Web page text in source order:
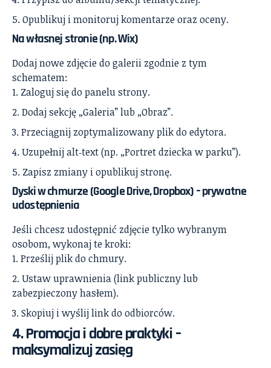
Opublikuj i monitoruj komentarze oraz oceny.
Na własnej stronie (np. Wix)
Dodaj nowe zdjęcie do galerii zgodnie z tym
schematem:
Zaloguj się do panelu strony.
Dodaj sekcję „Galeria” lub „Obraz”.
Przeciągnij zoptymalizowany plik do edytora.
Uzupełnij alt‑text (np. „Portret dziecka w parku”).
Zapisz zmiany i opublikuj stronę.
Dyski w chmurze (Google Drive, Dropbox) – prywatne
udostępnienia
Jeśli chcesz udostępnić zdjęcie tylko wybranym
osobom, wykonaj te kroki:
Prześlij plik do chmury.
Ustaw uprawnienia (link publiczny lub
zabezpieczony hasłem).
Skopiuj i wyślij link do odbiorców.
4. Promocja i dobre praktyki –
maksymalizuj zasięg